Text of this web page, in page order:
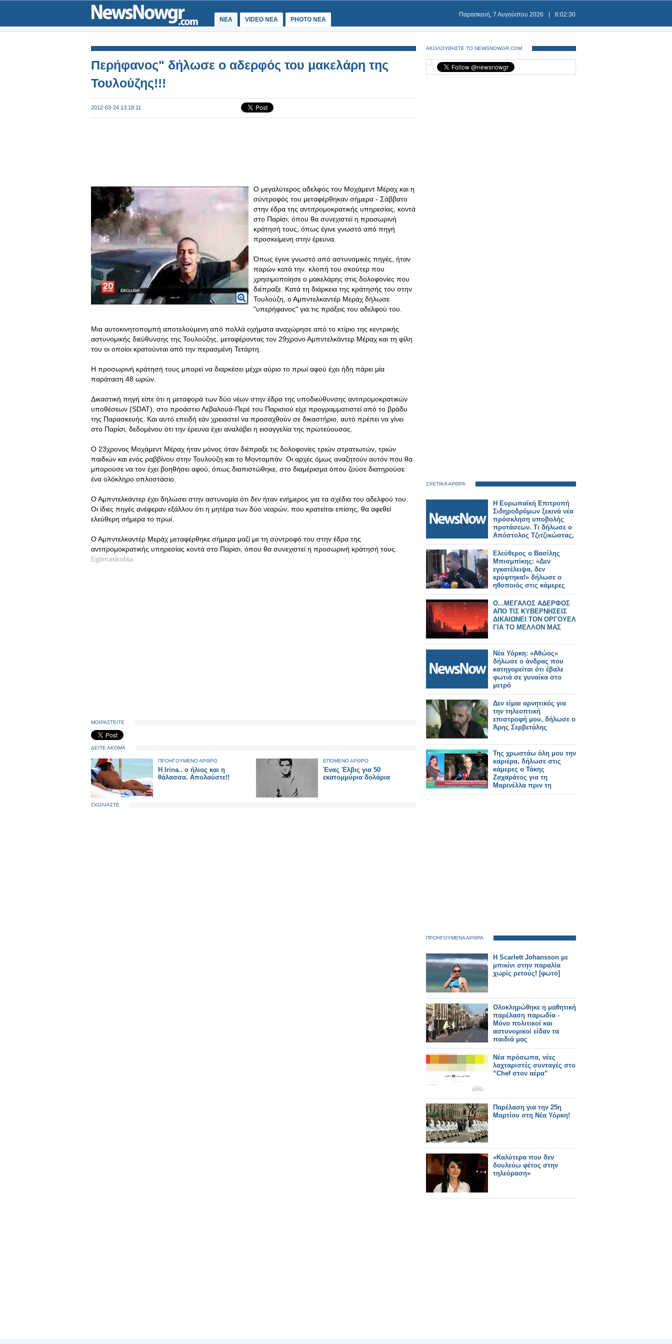
ΝΕΑ VIDEO NEA PHOTO NEA
Παρασκευή, 7 Αυγούστου 2026 6:02:30
Περήφανος" δήλωσε ο αδερφός του μακελάρη της
Τουλούζης!!!
2012-03-24 13:18:11
Ο μεγαλύτερος αδελφός του Μοχάμεντ Μέραχ και η
σύντροφός του μεταφέρθηκαν σήμερα - Σάββατο
στην έδρα της αντιτρομοκρατικής υπηρεσίας, κοντά
στο Παρίσι, όπου θα συνεχιστεί η προσωρινή
κράτησή τους, όπως έγινε γνωστό από πηγή
προσκείμενη στην έρευνα.
Όπως έγινε γνωστό από αστυνομικές πηγές, ήταν
παρών κατά την. κλοπή του σκούτερ που
χρησιμοποίησε ο μακελάρης στις δολοφονίες που
διέπραξε. Κατά τη διάρκεια της κράτησής του στην
Τουλούζη, ο Αμπντελκαντέρ Μεράχ δήλωσε
"υπερήφανος" για τις πράξεις του αδελφού του.
Μια αυτοκινητοπομπή αποτελούμενη από πολλά οχήματα αναχώρησε από το κτίριο της κεντρικής
αστυνομικής διεύθυνσης της Τουλούζης, μεταφέροντας τον 29χρονο Αμπντελκάντερ Μέραχ και τη φίλη
του οι οποίοι κρατούνται από την περασμένη Τετάρτη.
Η προσωρινή κράτησή τους μπορεί να διαρκέσει μέχρι αύριο το πρωί αφού έχει ήδη πάρει μία
παράταση 48 ωρών.
Δικαστική πηγή είπε ότι η μεταφορά των δύο νέων στην έδρα της υποδιεύθυνσης αντιτρομοκρατικών
υποθέσεων (SDAT), στο προάστιο Λεβαλουά-Περέ του Παρισιού είχε προγραμματιστεί από το βράδυ
της Παρασκευής. Και αυτό επειδή εάν χρειαστεί να προσαχθούν σε δικαστήριο, αυτό πρέπει να γίνει
στο Παρίσι, δεδομένου ότι την έρευνα έχει αναλάβει η εισαγγελία της πρωτεύουσας.
Ο 23χρονος Μοχάμεντ Μέραχ ήταν μόνος όταν διέπραξε τις δολοφονίες τριών στρατιωτών, τριών
παιδιών και ενός ραββίνου στην Τουλούζη και το Μοντομπάν. Οι αρχές όμως αναζητούν αυτόν που θα
μπορούσε να τον έχει βοηθήσει αφού, όπως διαπιστώθηκε, στο διαμέρισμα όπου ζούσε διατηρούσε
ένα ολόκληρο οπλοστάσιο.
Ο Αμπντελκάντερ έχει δηλώσει στην αστυνομία ότι δεν ήταν ενήμερος για τα σχέδια του αδελφού του.
Οι ίδιες πηγές ανέφεραν εξάλλου ότι η μητέρα των δύο νεαρών, που κρατείται επίσης, θα αφεθεί
ελεύθερη σήμερα το πρωί.
Ο Αμπντελκαντέρ Μεράχ μεταφέρθηκε σήμερα μαζί με τη σύντροφό του στην έδρα της
αντιτρομοκρατικής υπηρεσίας κοντά στο Παρίσι, όπου θα συνεχιστεί η προσωρινή κράτησή τους.
Eglimatikotita
ΜΟΙΡΑΣΤΕΙΤΕ
ΔΕΙΤΕ ΑΚΟΜΑ
ΠΡΟΗΓΟΥΜΕΝΟ ΑΡΘΡΟ
Η Irina.. ο ήλιος και η
θάλασσα. Απολαύστε!!
ΕΠΟΜΕΝΟ ΑΡΘΡΟ
Ένας Έλβις για 50
εκατομμύρια δολάρια
ΣΧΟΛΙΑΣΤΕ
ΑΚΟΛΟΥΘΗΣΤΕ ΤΟ NEWSNOWGR.COM
ΣΧΕΤΙΚΑ ΑΡΘΡΑ
Η Ευρωπαϊκή Επιτροπή
Σιδηροδρόμων ξεκινά νέα
πρόσκληση υποβολής
προτάσεων. Τι δήλωσε ο
Απόστολος Τζιτζικώστας,
Ελεύθερος ο Βασίλης
Μπισμπίκης: «Δεν
εγκατέλειψα, δεν
κρύφτηκα!» δήλωσε ο
ηθοποιός στις κάμερες
O...ΜΕΓΑΛΟΣ ΑΔΕΡΦΟΣ
ΑΠΟ ΤΙΣ ΚΥΒΕΡΝΗΣΕΙΣ
ΔΙΚΑΙΩΝΕΙ ΤΟΝ ΟΡΓΟΥΕΛ
ΓΙΑ ΤΟ ΜΕΛΛΟΝ ΜΑΣ
Νέα Υόρκη: «Αθώος»
δήλωσε ο άνδρας που
κατηγορείται ότι έβαλε
φωτιά σε γυναίκα στο
μετρό
Δεν είμαι αρνητικός για
την τηλεοπτική
επιστροφή μου, δήλωσε ο
Άρης Σερβετάλης
Της χρωστάω όλη μου την
καριέρα, δήλωσε στις
κάμερες ο Τάκης
Ζαχαράτος για τη
Μαρινέλλα πριν τη
συναυλία
ΠΡΟΗΓΟΥΜΕΝΑ ΑΡΘΡΑ
Η Scarlett Johansson με
μπικίνι στην παραλία
χωρίς ρετούς! [φωτο]
Ολοκληρώθηκε η μαθητική
παρέλαση παρωδία -
Μόνο πολιτικοί και
αστυνομικοί είδαν τα
παιδιά μας
Νέα πρόσωπα, νέες
λαχταριστές συνταγές στο
“Chef στον αέρα”
Παρέλαση για την 25η
Μαρτίου στη Νέα Υόρκη!
«Καλύτερα που δεν
δουλεύω φέτος στην
τηλεόραση»